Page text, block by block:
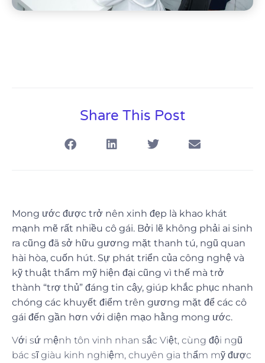
Share This Post
Mong ước được trở nên xinh đẹp là khao khát
mạnh mẽ rất nhiều cô gái. Bởi lẽ không phải ai sinh
ra cũng đã sở hữu gương mặt thanh tú, ngũ quan
hài hòa, cuốn hút. Sự phát triển của công nghệ và
kỹ thuật thẩm mỹ hiện đại cũng vì thế mà trở
thành “trợ thủ” đáng tin cậy, giúp khắc phục nhanh
chóng các khuyết điểm trên gương mặt để các cô
gái đến gần hơn với diện mạo hằng mong ước.
Với sứ mệnh tôn vinh nhan sắc Việt, cùng đội ngũ
bác sĩ giàu kinh nghiệm, chuyên gia thẩm mỹ được